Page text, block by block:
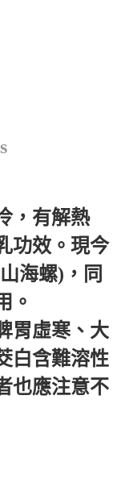
，有解熱
功效。現今
海螺)，同
。
胃虛寒、大
白含難溶性
也應注意不